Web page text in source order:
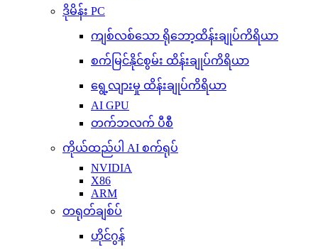
ဒိုမိန်း PC
ကျစ်လစ်သော ရိုဘော့ထိန်းချုပ်ကိရိယာ
စက်မြင်နိုင်စွမ်း ထိန်းချုပ်ကိရိယာ
ရွေ့လျားမှု ထိန်းချုပ်ကိရိယာ
AI GPU
တက်ဘလက် ပီစီ
ကိုယ်ထည်ပါ AI စက်ရုပ်
NVIDIA
X86
ARM
တရုတ်ချစ်ပ်
ဟိုင်ဂွန်